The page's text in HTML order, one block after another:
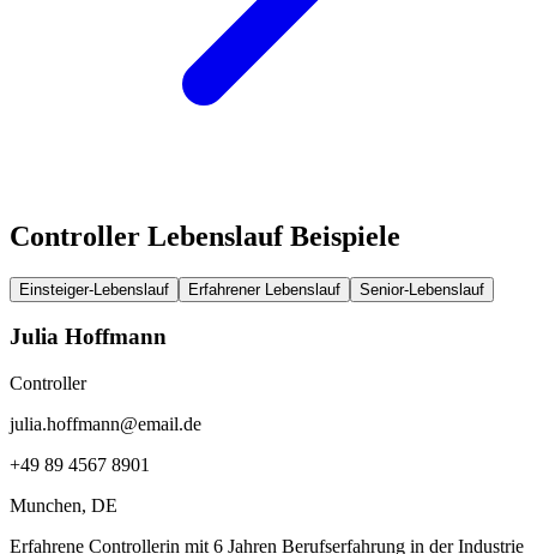
Controller Lebenslauf Beispiele
Einsteiger-Lebenslauf Erfahrener Lebenslauf Senior-Lebenslauf
Julia Hoffmann
Controller
julia.hoffmann@email.de
+49 89 4567 8901
Munchen, DE
Erfahrene Controllerin mit 6 Jahren Berufserfahrung in der Industrie